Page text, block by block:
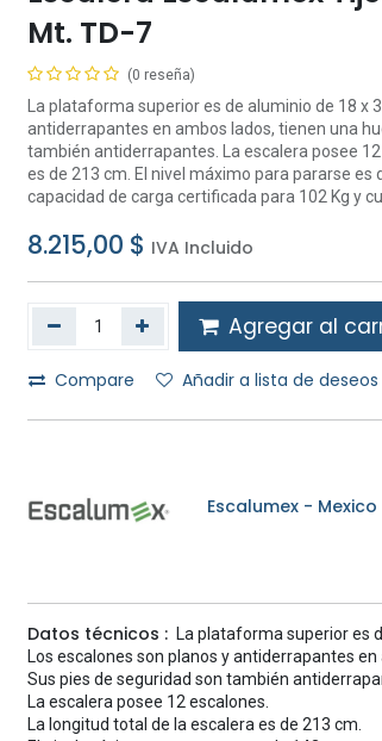
Mt. TD-7
(0 reseña)
La plataforma superior es de aluminio de 18 x
antiderrapantes en ambos lados, tienen una
también antiderrapantes. La escalera posee
es de 213 cm. El nivel máximo para pararse es
capacidad de carga certificada para 102 Kg y
8.215,00 $ IVA Incluido
Agregar al
Compare Añadir a lista de deseos
Escalumex - Mexico
Datos técnicos : La plataforma superior es
Los escalones son planos y antiderrapantes
Sus pies de seguridad son también
La escalera posee 12 escalones.
La longitud total de la escalera es de 213 cm.